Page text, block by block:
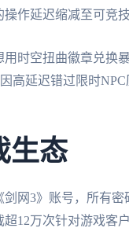
作延迟缩减至可竞技
时空扭曲徽章兑换
高延迟错过限时
生态
网3》账号，所有
12万次针对游戏客